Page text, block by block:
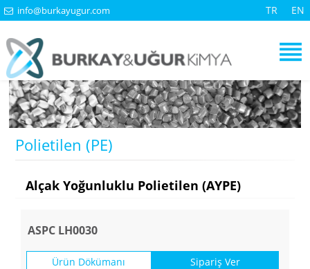
info@burkayugur.com TR EN
Polietilen (PE)
Alçak Yoğunluklu Polietilen (AYPE)
ASPC LH0030
Ürün Dökümanı Sipariş Ver